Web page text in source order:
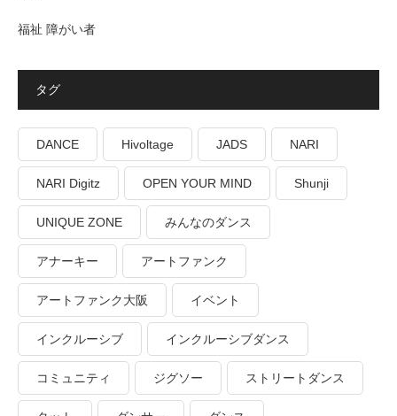
福祉 障がい者
タグ
DANCE Hivoltage JADS NARI
NARI Digitz OPEN YOUR MIND Shunji
UNIQUE ZONE みんなのダンス
アナーキー アートファンク
アートファンク大阪 イベント
インクルーシブ インクルーシブダンス
コミュニティ ジグソー ストリートダンス